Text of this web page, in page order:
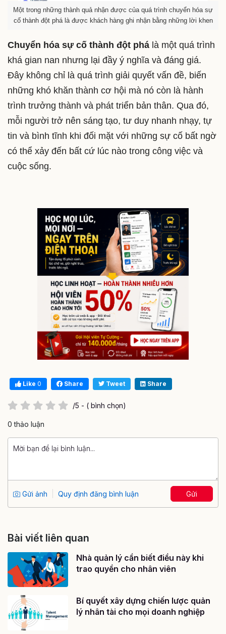
Một trong những thành quả nhận được của quá trình chuyển hóa sự
cố thành đột phá là được khách hàng ghi nhận bằng những lời khen
Chuyển hóa sự cố thành đột phá là một quá trình
khá gian nan nhưng lại đầy ý nghĩa và đáng giá.
Đây không chỉ là quá trình giải quyết vấn đề, biến
những khó khăn thành cơ hội mà nó còn là hành
trình trưởng thành và phát triển bản thân. Qua đó,
mỗi người trở nên sáng tạo, tư duy nhanh nhạy, tự
tin và bình tĩnh khi đối mặt với những sự cố bất ngờ
có thể xảy đến bất cứ lúc nào trong công việc và
cuộc sống.
Like 0 Share Tweet Share
/5 - ( bình chọn)
0 thảo luận
Gửi ảnh Quy định đăng bình luận Gửi
Bài viết liên quan
Nhà quản lý cần biết điều này khi
trao quyền cho nhân viên
Bí quyết xây dựng chiến lược quản
lý nhân tài cho mọi doanh nghiệp